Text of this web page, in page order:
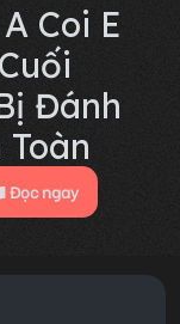
Coi E
Đánh
Đọc ngay